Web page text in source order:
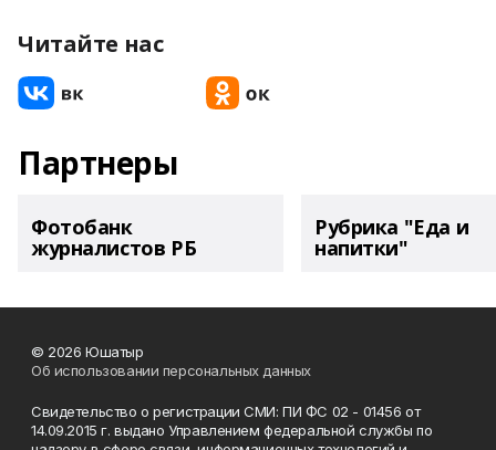
Читайте нас
Партнеры
Фотобанк
журналистов РБ
Рубрика "Еда и
напитки"
© 2026 Юшатыр
Об использовании персональных данных
Свидетельство о регистрации СМИ: ПИ ФС 02 - 01456 от
14.09.2015 г. выдано Управлением федеральной службы по